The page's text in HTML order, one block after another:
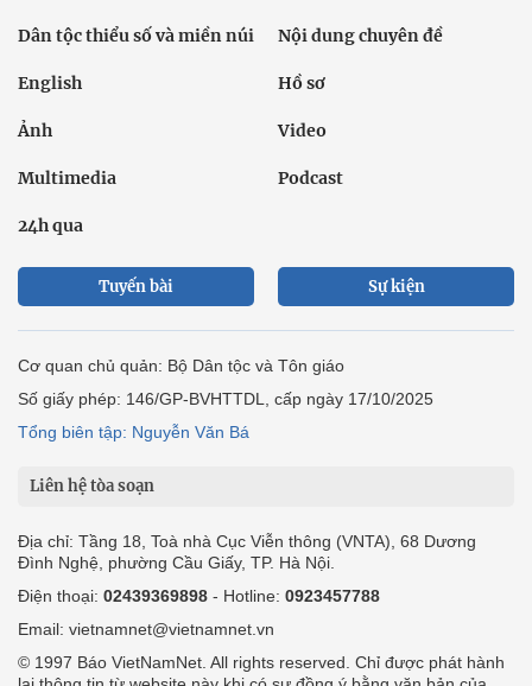
Dân tộc thiểu số và miền núi Nội dung chuyên đề
English Hồ sơ
Ảnh Video
Multimedia Podcast
24h qua
Tuyến bài Sự kiện
Cơ quan chủ quản: Bộ Dân tộc và Tôn giáo
Số giấy phép: 146/GP-BVHTTDL, cấp ngày 17/10/2025
Tổng biên tập: Nguyễn Văn Bá
Liên hệ tòa soạn
Địa chỉ: Tầng 18, Toà nhà Cục Viễn thông (VNTA), 68 Dương
Đình Nghệ, phường Cầu Giấy, TP. Hà Nội.
Điện thoại: 02439369898 - Hotline: 0923457788
Email: vietnamnet@vietnamnet.vn
© 1997 Báo VietNamNet. All rights reserved. Chỉ được phát hành